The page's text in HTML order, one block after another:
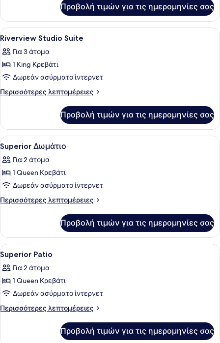
Προβολή τιμών για τις ημερομηνίες σας
Προβολή
όλων
των
φωτογραφιών
για
Riverview
Κλινοσκεπάσματα υψηλής
8
Riverview Studio Suite
Για 3 άτομα
1 King Κρεβάτι
Δωρεάν ασύρματο ίντερνετ
Περισσότερες λεπτομέρειες
Περισσότερες
Studio
Suite
Προβολή τιμών για τις ημερομηνίες σας
Προβολή
όλων
των
φωτογραφιών
για
Superior
Ένα δωμάτιο ξενοδοχείου με ένα
5
Superior Δωμάτιο
Για 2 άτομα
1 Queen Κρεβάτι
Δωρεάν ασύρματο ίντερνετ
Περισσότερες λεπτομέρειες
Περισσότερες
Δωμάτιο
Προβολή τιμών για τις ημερομηνίες σας
Προβολή
όλων
των
φωτογραφιών
για
Superior
Ένας εξωτερικός χώρος με
6
Superior Patio
Για 2 άτομα
1 Queen Κρεβάτι
Δωρεάν ασύρματο ίντερνετ
Περισσότερες λεπτομέρειες
Περισσότερες
Προβολή τιμών για τις ημερομηνίες σας